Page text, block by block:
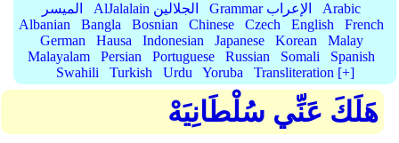
الميسر
AlJalalain الجلالين Grammar الإعراب
Arabic
Albanian
Bangla Bosnian Chinese Czech English
French
German
Hausa Indonesian Japanese Korean
Malay
Malayalam
Persian Portuguese Russian Somali
Spanish
Swahili
Turkish Urdu Yoruba Transliteration [+]
هَلَكَ عَنِّي سُلْطَانِيَهْ